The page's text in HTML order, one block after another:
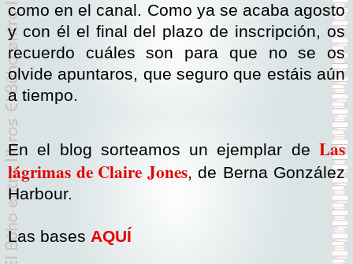
como en el canal. Como ya se acaba agosto
y con él el final del plazo de inscripción, os
recuerdo cuáles son para que no se os
olvide apuntaros, que seguro que estáis aún
a tiempo.
En el blog sorteamos un ejemplar de Las
lágrimas de Claire Jones, de Berna González
Harbour.
Las bases AQUÍ